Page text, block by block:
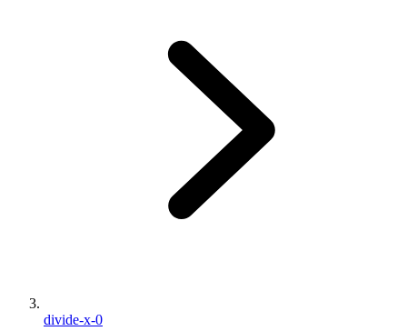
divide-x-0